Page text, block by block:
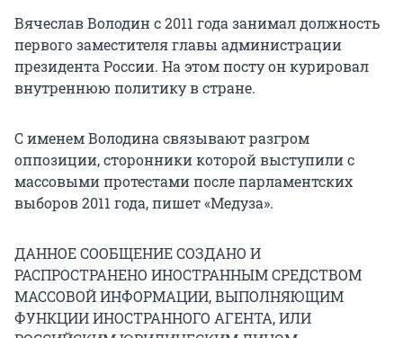
Вячеслав Володин с 2011 года занимал должность
первого заместителя главы администрации
президента России. На этом посту он курировал
внутреннюю политику в стране.
С именем Володина связывают разгром
оппозиции, сторонники которой выступили с
массовыми протестами после парламентских
выборов 2011 года, пишет «Медуза».
ДАННОЕ СООБЩЕНИЕ СОЗДАНО И
РАСПРОСТРАНЕНО ИНОСТРАННЫМ СРЕДСТВОМ
МАССОВОЙ ИНФОРМАЦИИ, ВЫПОЛНЯЮЩИМ
ФУНКЦИИ ИНОСТРАННОГО АГЕНТА, ИЛИ